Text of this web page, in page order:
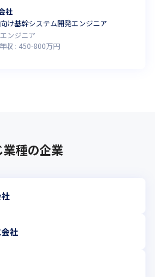
社
け基幹システム開発エンジニア
ンジニア
年収 : 450-800万円
業種の企業
社